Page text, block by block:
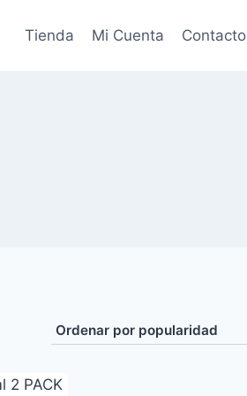
Tienda Mi Cuenta Contacto